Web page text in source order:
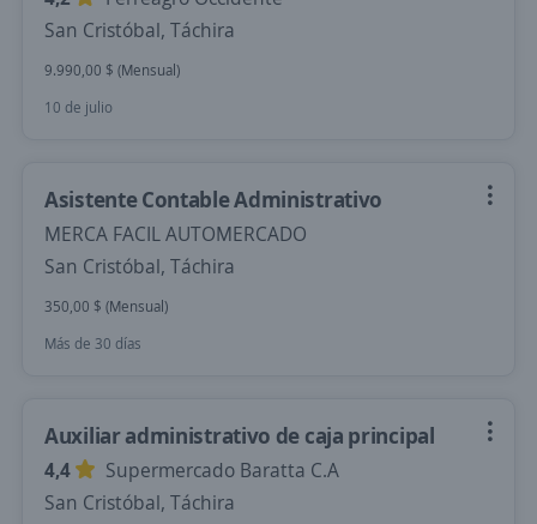
San Cristóbal, Táchira
9.990,00 $ (Mensual)
10 de julio
Asistente Contable Administrativo
MERCA FACIL AUTOMERCADO
San Cristóbal, Táchira
350,00 $ (Mensual)
Más de 30 días
Auxiliar administrativo de caja principal
4,4
Supermercado Baratta C.A
San Cristóbal, Táchira